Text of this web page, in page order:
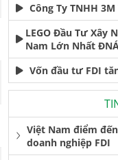
Công Ty TNHH
LEGO Đầu Tư Xây
Nam Lớn Nhất
Vốn đầu tư FDI
Việt Nam điểm
doanh nghiệp FDI